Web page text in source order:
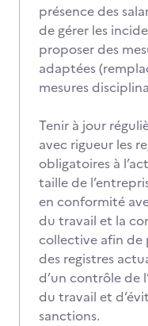
présence des
de gérer les
proposer des
adaptées
mesures
Tenir à jour
avec rigueur les
obligatoires à
taille de
en conformité
du travail et la
collective afin de
des registres
d’un contrôle de
du travail et
sanctions.